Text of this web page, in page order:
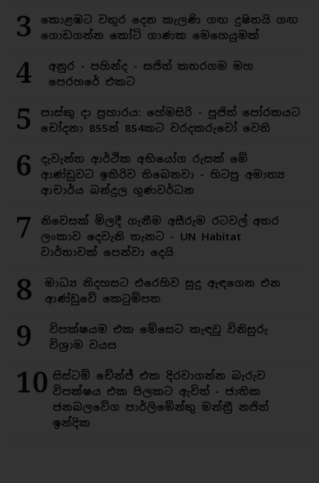
3
කොළඹට වතුර දෙන කැලණි ගඟ දුෂිතයි ගඟ
ගොඩගන්න කෝටි ගාණක මෙහෙයුමක්
4
අනුර - පහින්ද - සජිත් කතරගම මහ
පෙරහරේ එකට
5
පාස්කු දා ප්‍රහාරය: හේමසිරි - පූජිත් පෝරකයට
චෝදනා 855න් 854කට වරදකරුවෝ වෙති
6
දැවැන්ත ආර්ථික අභියෝග රුසක් මේ
ආණ්ඩුවට ඉතිරිව තිබෙනවා - හිටපු අමාත්‍ය
ආචාර්ය බන්දුල ගුණවර්ධන
7
නිවෙසක් මිලදී ගැනීම අසීරුම රටවල් අතර
ලංකාව දෙවැනි තැනට - UN Habitat
වාර්තාවක් පෙන්වා දෙයි
8
මාධ්‍ය නිදහසට එරෙහිව සුදු ඇඳගෙන එන
ආණ්ඩුවේ කෙටුම්පත
9
විපක්ෂයම එක මේසෙට කැඳවූ විනිසුරු
විශ්‍රාම වයස
10 සිස්ටම් චේන්ජ් එක දිරවාගන්න බැරුව
විපක්ෂය එක පිලකට ඇවිත් - ජාතික
ජනබලවේග පාර්ලිමේන්තු මන්ත්‍රී නජිත්
ඉන්දික